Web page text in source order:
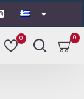
0 0